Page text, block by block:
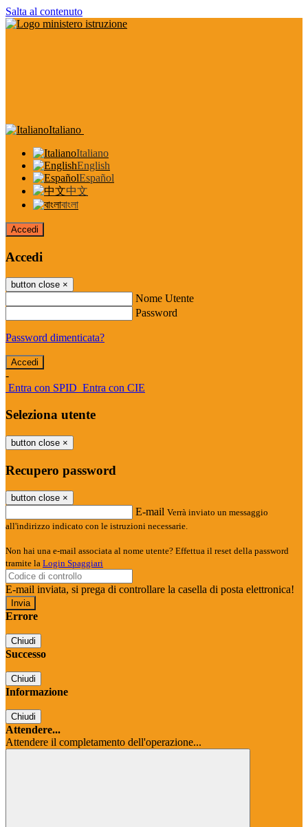
Salta al contenuto
Italiano
Italiano
English
Español
中文
বাংলা
Accedi
Accedi
button close ×
Nome Utente
Password
Password dimenticata?
-
Entra con SPID Entra con CIE
Seleziona utente
button close ×
Recupero password
button close ×
E-mail Verrà inviato un messaggio
all'indirizzo indicato con le istruzioni necessarie.
Non hai una e-mail associata al nome utente? Effettua il reset della password
tramite la Login Spaggiari
E-mail inviata, si prega di controllare la casella di posta elettronica!
Errore
Chiudi
Successo
Chiudi
Informazione
Chiudi
Attendere...
Attendere il completamento dell'operazione...